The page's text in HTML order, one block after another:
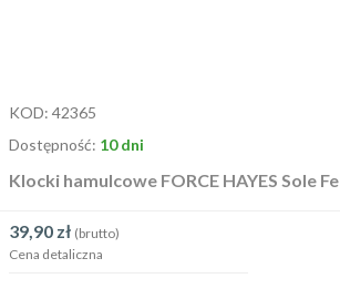
KOD: 42365
Dostępność: 10 dni
Klocki hamulcowe FORCE HAYES Sole Fe
39,90 zł (brutto)
Cena detaliczna